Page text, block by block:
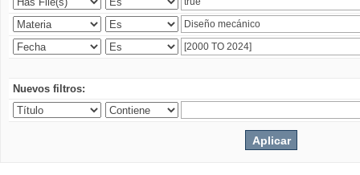
Nuevos filtros: